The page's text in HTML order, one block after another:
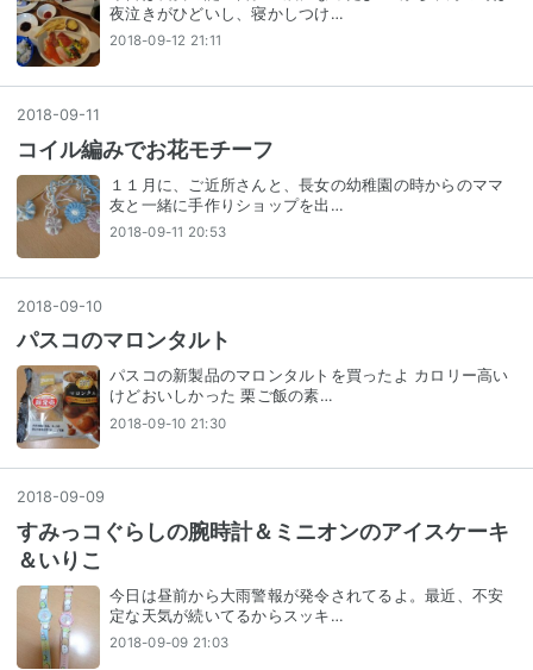
夜泣きがひどいし、寝かしつけ…
2018-09-12 21:11
2018-09-11
コイル編みでお花モチーフ
１１月に、ご近所さんと、長女の幼稚園の時からのママ
友と一緒に手作りショップを出…
2018-09-11 20:53
2018-09-10
パスコのマロンタルト
パスコの新製品のマロンタルトを買ったよ カロリー高い
けどおいしかった 栗ご飯の素…
2018-09-10 21:30
2018-09-09
すみっコぐらしの腕時計＆ミニオンのアイスケーキ
＆いりこ
今日は昼前から大雨警報が発令されてるよ。最近、不安
定な天気が続いてるからスッキ…
2018-09-09 21:03